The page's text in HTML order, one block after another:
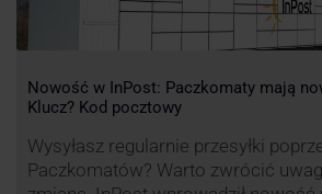
Nowość w InPost: Paczkomaty mają
Klucz? Kod pocztowy
Wysyłasz regularnie przesyłki
Paczkomatów? Warto zwrócić